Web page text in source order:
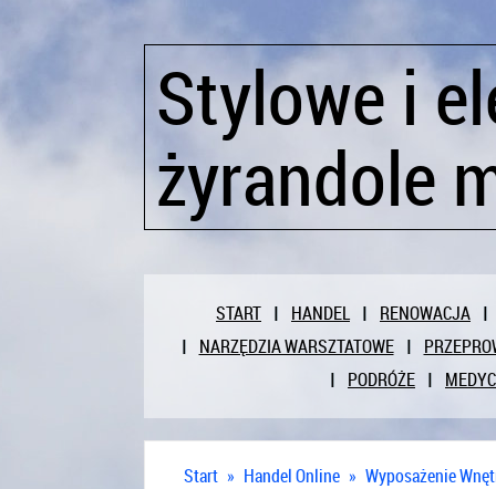
Stylowe i
żyrandole
START HANDEL
RENOWACJA
NARZĘDZIA WARSZTATOWE
PODRÓŻE
Start » Handel Online » Wyposażenie